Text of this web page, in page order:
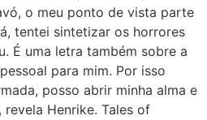
o meu ponto de vista parte
tentei sintetizar os horrores
É uma letra também sobre a
para mim. Por isso
posso abrir minha alma e
revela Henrike. Tales of